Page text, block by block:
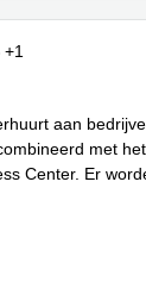
+1
aan
met
Center. Er